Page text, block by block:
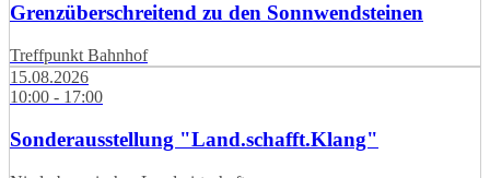
Grenzüberschreitend zu den Sonnwendsteinen
Treffpunkt Bahnhof
15.08.2026
10:00 - 17:00
Sonderausstellung "Land.schafft.Klang"